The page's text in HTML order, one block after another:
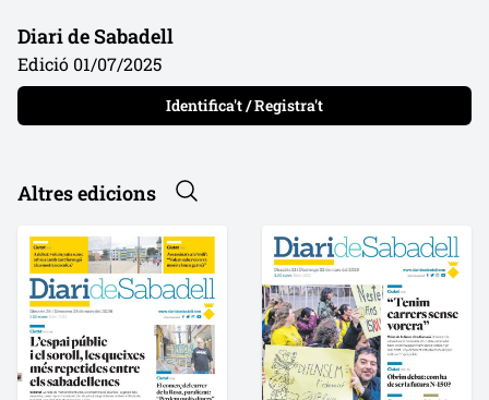
Diari de Sabadell
Edició 01/07/2025
Identifica't / Registra't
Altres edicions